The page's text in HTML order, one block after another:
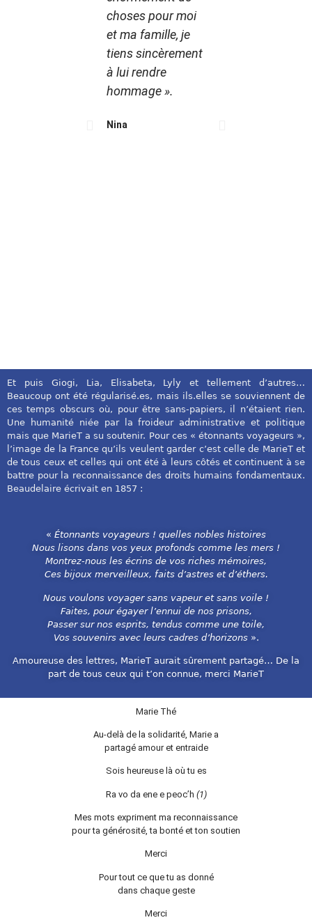
choses pour moi
et ma famille, je
tiens sincèrement
à lui rendre
hommage ».
Nina
Et puis Giogi, Lia, Elisabeta, Lyly et tellement d’autres…
Beaucoup ont été régularisé.es, mais ils.elles se souviennent de
ces temps obscurs où, pour être sans-papiers, il n’étaient rien.
Une humanité niée par la froideur administrative et politique
mais que MarieT a su soutenir. Pour ces « étonnants voyageurs »,
l’image de la France qu’ils veulent garder c’est celle de MarieT et
de tous ceux et celles qui ont été à leurs côtés et continuent à se
battre pour la reconnaissance des droits humains fondamentaux.
Beaudelaire écrivait en 1857 :
« Étonnants voyageurs ! quelles nobles histoires
Nous lisons dans vos yeux profonds comme les mers !
Montrez-nous les écrins de vos riches mémoires,
Ces bijoux merveilleux, faits d’astres et d’éthers.
Nous voulons voyager sans vapeur et sans voile !
Faites, pour égayer l’ennui de nos prisons,
Passer sur nos esprits, tendus comme une toile,
Vos souvenirs avec leurs cadres d’horizons».
Amoureuse des lettres, MarieT aurait sûrement partagé… De la
part de tous ceux qui t’on connue, merci MarieT
Marie Thé
Au-delà de la solidarité, Marie a
partagé amour et entraide
Sois heureuse là où tu es
Ra vo da ene e peoc’h (1)
Mes mots expriment ma reconnaissance
pour ta générosité, ta bonté et ton soutien
Merci
Pour tout ce que tu as donné
dans chaque geste
Merci